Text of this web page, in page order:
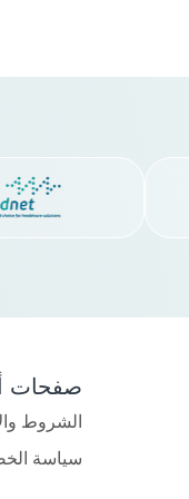
صفحات
الشروط
سياسة